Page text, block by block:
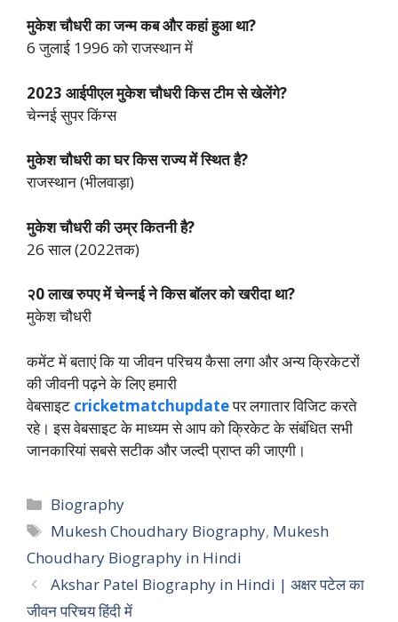
मुकेश चौधरी का जन्म कब और कहां हुआ था?
6 जुलाई 1996 को राजस्थान में
2023 आईपीएल मुकेश चौधरी किस टीम से खेलेंगे?
चेन्नई सुपर किंग्स
मुकेश चौधरी का घर किस राज्य में स्थित है?
राजस्थान (भीलवाड़ा)
मुकेश चौधरी की उम्र कितनी है?
26 साल (2022तक)
२0 लाख रुपए में चेन्नई ने किस बॉलर को खरीदा था?
मुकेश चौधरी
कमेंट में बताएं कि या जीवन परिचय कैसा लगा और अन्य क्रिकेटरों
की जीवनी पढ़ने के लिए हमारी
वेबसाइट cricketmatchupdateपर लगातार विजिट करते
रहे। इस वेबसाइट के माध्यम से आप को क्रिकेट के संबंधित सभी
जानकारियां सबसे सटीक और जल्दी प्राप्त की जाएगी।
Categories
Biography
Tags
Mukesh Choudhary Biography, Mukesh
Choudhary Biography in Hindi
Akshar Patel Biography in Hindi | अक्षर पटेल का
जीवन परिचय हिंदी में